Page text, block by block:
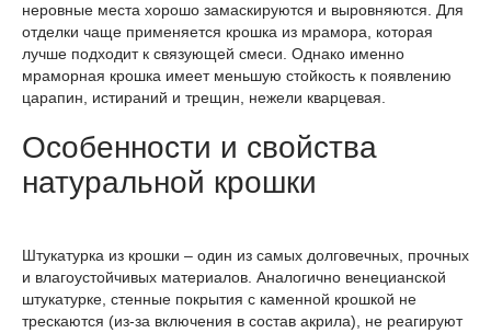
неровные места хорошо замаскируются и выровняются. Для
отделки чаще применяется крошка из мрамора, которая
лучше подходит к связующей смеси. Однако именно
мраморная крошка имеет меньшую стойкость к появлению
царапин, истираний и трещин, нежели кварцевая.
Особенности и свойства
натуральной крошки
Штукатурка из крошки – один из самых долговечных, прочных
и влагоустойчивых материалов. Аналогично венецианской
штукатурке, стенные покрытия с каменной крошкой не
трескаются (из-за включения в состав акрила), не реагируют